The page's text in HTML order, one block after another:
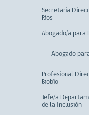
Secretaria
Ríos
Abogado/a para
Abogado
Profesional
Biobío
Jefe/a
de la Inclusión